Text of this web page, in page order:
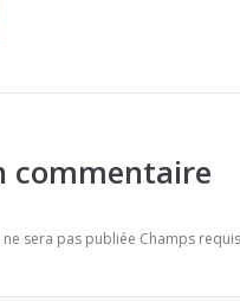
commentaire
sera pas publiée Champs